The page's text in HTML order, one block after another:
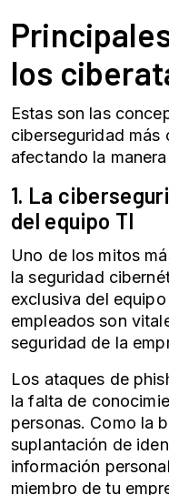
los
Estas son las
ciberseguridad más
afectando la
1. La
del equipo TI
Uno de los mitos
la seguridad
exclusiva del
empleados son
seguridad de la
Los ataques de
la falta de
personas. Como la
suplantación de
información
miembro de tu